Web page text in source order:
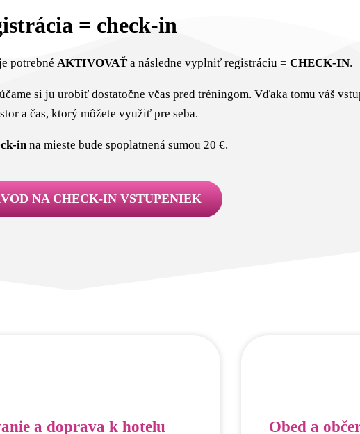
= check-in
potrebné AKTIVOVAŤa následne vyplniť registráciu = CHECK-IN.
si ju urobiť dostatočne včas pred tréningom. Vďaka tomu váš
a čas, ktorý môžete využiť pre seba.
inna mieste bude spoplatnená sumou 20 €.
NA CHECK-IN VSTUPENIEK
a doprava k hotelu Obed a